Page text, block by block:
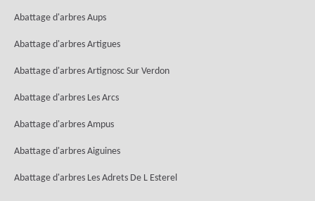
Abattage d'arbres Aups
Abattage d'arbres Artigues
Abattage d'arbres Artignosc Sur Verdon
Abattage d'arbres Les Arcs
Abattage d'arbres Ampus
Abattage d'arbres Aiguines
Abattage d'arbres Les Adrets De L Esterel